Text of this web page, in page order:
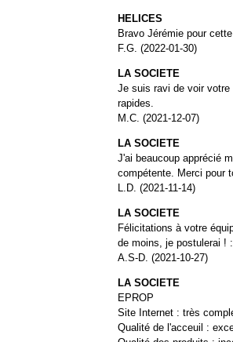
HELICES
Bravo Jérémie pour
F.G. (2022-01-30)
LA SOCIETE
Je suis ravi de voir votre
rapides.
M.C. (2021-12-07)
LA SOCIETE
J'ai beaucoup apprécié
compétente. Merci pour
L.D. (2021-11-14)
LA SOCIETE
Félicitations à votre
de moins, je postulerai !
A.S-D. (2021-10-27)
LA SOCIETE
EPROP
Site Internet : très
Qualité de l'acceuil :